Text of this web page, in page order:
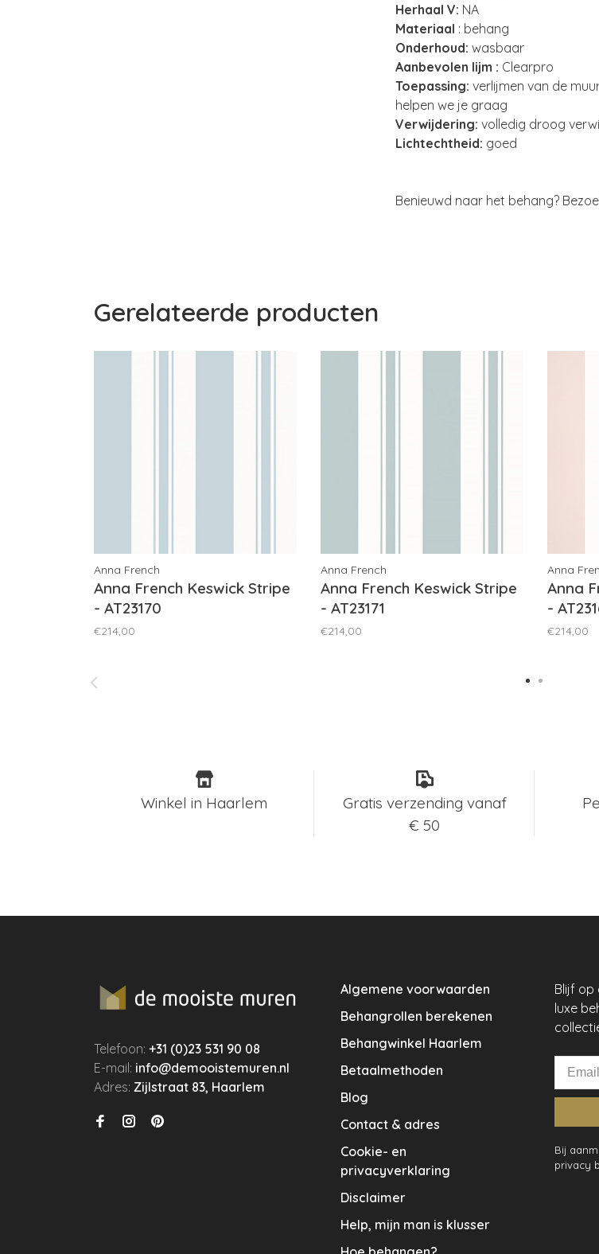
Herhaal V: NA
Materiaal : behang
Onderhoud: wasbaar
Aanbevolen lijm : Clearpro
Toepassing: verlijmen van de
helpen we je graag
Verwijdering: volledig droog
Lichtechtheid: goed
Benieuwd naar het behang?
Gerelateerde producten
Anna French
Anna French Keswick Stripe
- AT23170
€214,00
Anna French
Anna French Keswick Stripe
- AT23171
€214,00
Anna
Anna
-
€214,00
Winkel in Haarlem
Gratis verzending vanaf
€ 50
Telefoon:+31 (0)23 531 90 08
E-mail: info@demooistemuren.nl
Adres:Zijlstraat 83, Haarlem
Algemene voorwaarden
Behangrollen berekenen
Behangwinkel Haarlem
Betaalmethoden
Blog
Contact & adres
Cookie- en
privacyverklaring
Disclaimer
Help, mijn man is klusser
Blijf op
luxe
Bij
privacy